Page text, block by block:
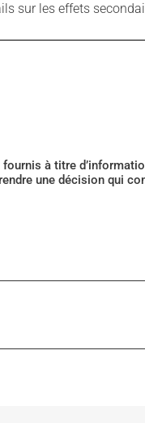
sur les effets
à titre
une décision qui